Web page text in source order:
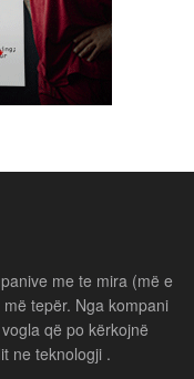
me te mira (më e
tepër. Nga kompani
që po kërkojnë
ne teknologji .